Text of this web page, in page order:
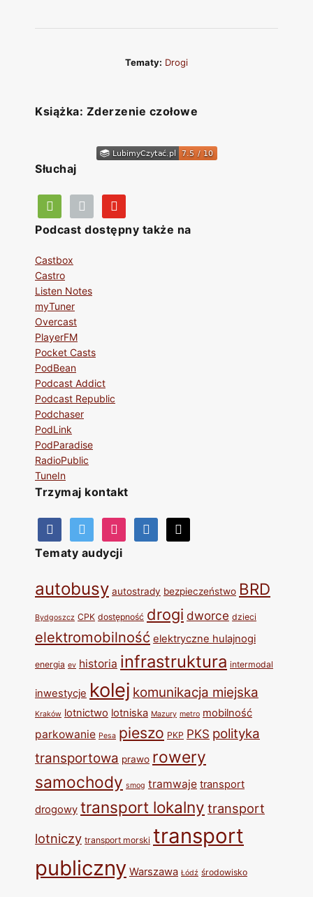
Tematy: Drogi
Książka: Zderzenie czołowe
Słuchaj
Podcast dostępny także na
Castbox
Castro
Listen Notes
myTuner
Overcast
PlayerFM
Pocket Casts
PodBean
Podcast Addict
Podcast Republic
Podchaser
PodLink
PodParadise
RadioPublic
TuneIn
Trzymaj kontakt
Tematy audycji
autobusy autostrady bezpieczeństwo BRD
Bydgoszcz CPK dostępność drogi dworce dzieci
elektromobilność elektryczne hulajnogi
energia ev historia infrastruktura intermodal
inwestycje kolej komunikacja miejska
Kraków lotnictwo lotniska Mazury metro mobilność
parkowanie Pesa pieszo PKP PKS polityka
transportowa prawo rowery
samochody smog tramwaje transport
drogowy transport lokalny transport
lotniczy transport morski transport
publiczny Warszawa Łódź środowisko